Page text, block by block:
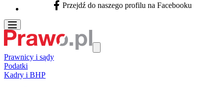
Facebook - otwiera się w nowej karcie
Przejdź do naszego profilu na Facebooku
Prawnicy i sądy
Podatki
Kadry i BHP